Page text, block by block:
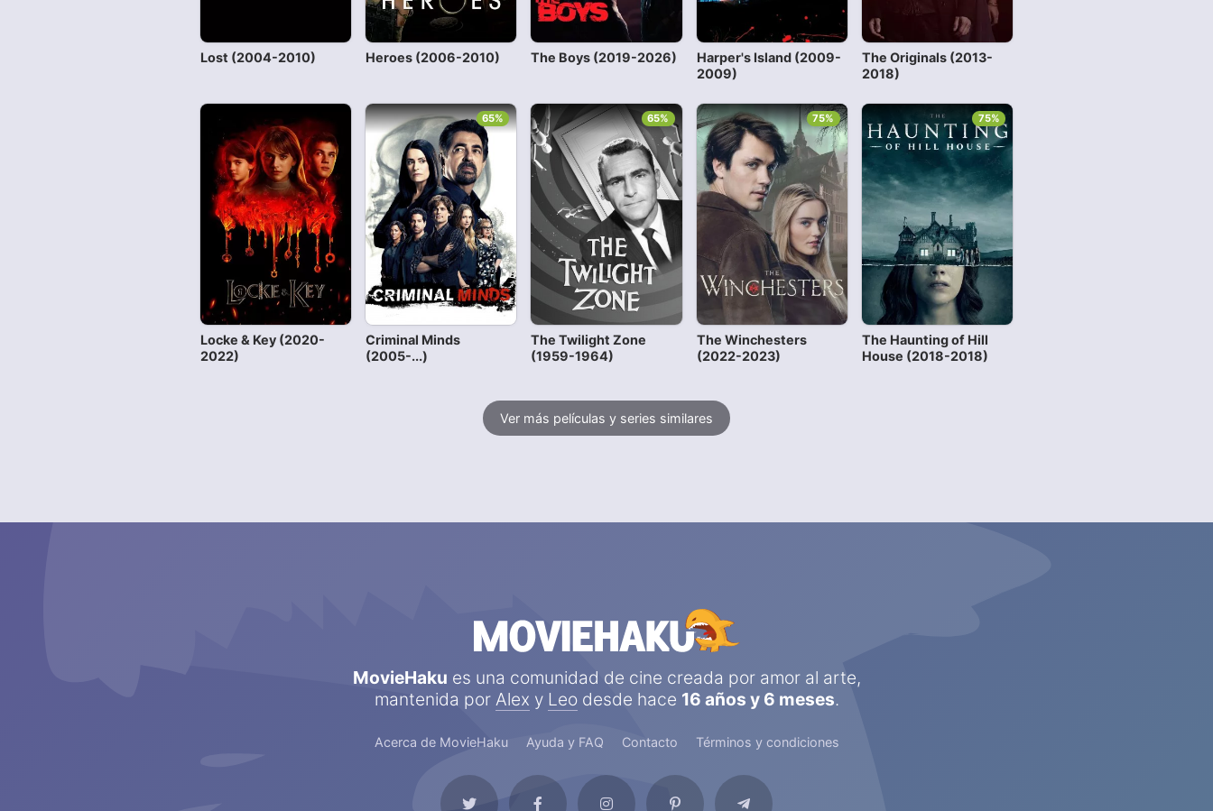
Lost (2004-2010) Heroes (2006-2010) The Boys (2019-2026)
Harper's Island (2009-
2009)
The Originals (2013-
2018)
Locke & Key (2020-
2022)
Criminal Minds
(2005-...)
65%
The Twilight Zone
(1959-1964)
65%
The Winchesters
(2022-2023)
75%
The Haunting of Hill
House (2018-2018)
75%
Ver más películas y series similares
MovieHaku es una comunidad de cine creada por amor al arte,
mantenida por Alex y Leodesde hace 16 años y 6 meses.
Acerca de MovieHaku Ayuda y FAQ Contacto Términos y condiciones